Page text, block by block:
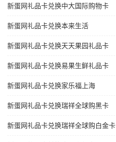
新蛋网礼品卡兑换中大国际购物卡
新蛋网礼品卡兑换本来生活
新蛋网礼品卡兑换天天果园礼品卡
新蛋网礼品卡兑换易果生鲜礼品卡
新蛋网礼品卡兑换家乐福上海
新蛋网礼品卡兑换瑞祥全球购黑卡
新蛋网礼品卡兑换瑞祥全球购白金卡